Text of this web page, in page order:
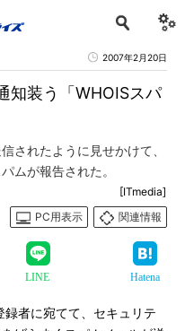
2007年2月20日
知装う「WHOISスパ
されたように見せかけて、
ムが報告された。
[ITmedia]
PC用表示
関連情報
LINE Hatena
者に宛てて、セキュリテ